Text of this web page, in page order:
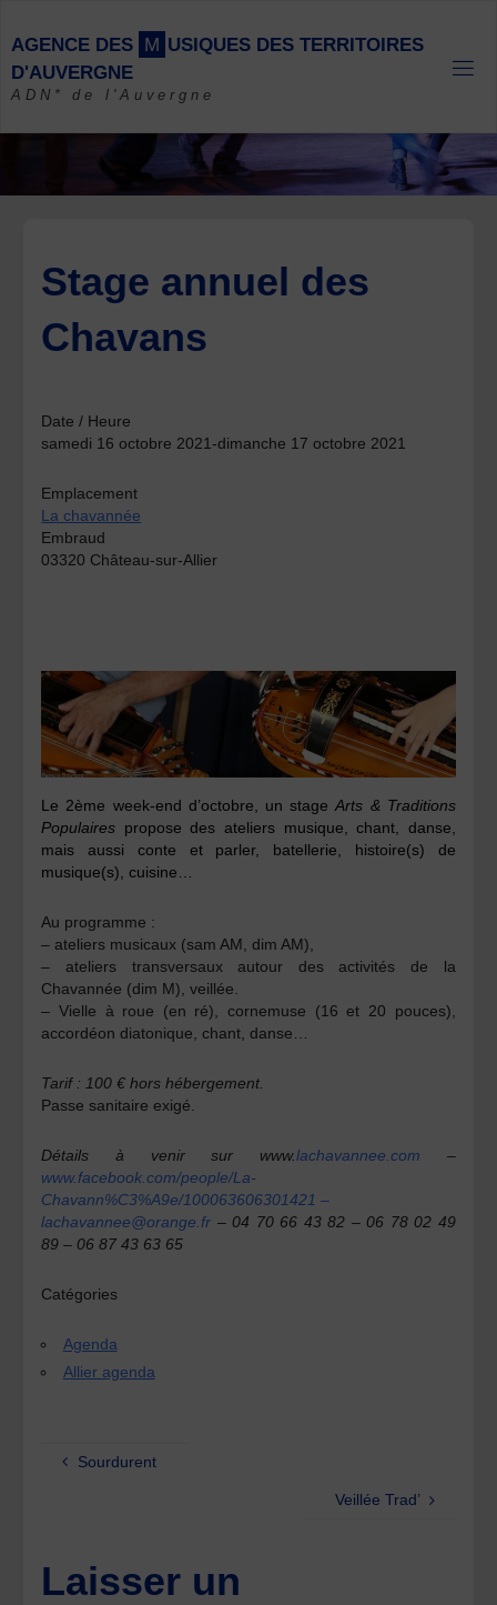
content
AGENCE DES M USIQUES DES TERRITOIRES
D'AUVERGNE
ADN* de l'Auvergne
Stage annuel des
Chavans
Date / Heure
samedi 16 octobre 2021-dimanche 17 octobre 2021
Emplacement
La chavannée
Embraud
03320 Château-sur-Allier
Le 2ème week-end d’octobre, un stageArts & Traditions
Populaires propose des ateliers musique, chant, danse,
mais aussi conte et parler, batellerie, histoire(s) de
musique(s), cuisine…
Au programme :
– ateliers musicaux (sam AM, dim AM),
– ateliers transversaux autour des activités de la
Chavannée (dim M), veillée.
– Vielle à roue (en ré), cornemuse (16 et 20 pouces),
accordéon diatonique, chant, danse…
Tarif : 100 € hors hébergement.
Passe sanitaire exigé.
Détails à venir sur www.lachavannee.com –
www.facebook.com/people/La-
Chavann%C3%A9e/100063606301421 –
lachavannee@orange.fr – 04 70 66 43 82 – 06 78 02 49
89 – 06 87 43 63 65
Catégories
Agenda
Allier agenda
Sourdurent
Veillée Trad’
Laisser un